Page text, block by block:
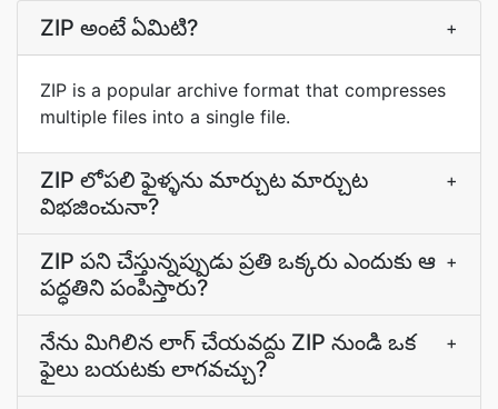
ZIP అంటే ఏమిటి? +
ZIP is a popular archive format that compresses
multiple files into a single file.
ZIP లోపలి ఫైళ్ళను మార్చుట మార్చుట
విభజించునా?
+
ZIP పని చేస్తున్నప్పుడు ప్రతి ఒక్కరు ఎందుకు ఆ
పద్ధతిని పంపిస్తారు?
+
నేను మిగిలిన లాగ్ చేయవద్దు ZIP నుండి ఒక
ఫైలు బయటకు లాగవచ్చు?
+